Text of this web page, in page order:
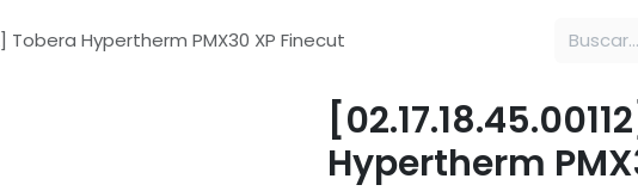
Tobera Hypertherm PMX30 XP Finecut
Hypertherm